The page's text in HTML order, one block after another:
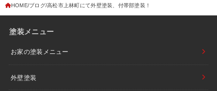
HOME ブログ 高松市上林町にて外壁塗装、付帯部塗装！
塗装メニュー
お家の塗装メニュー
外壁塗装